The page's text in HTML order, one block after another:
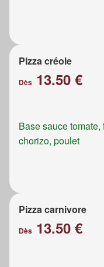
Pizza créole
Dès 13.50 €
Base sauce
chorizo, poulet
Pizza carnivore
Dès 13.50 €